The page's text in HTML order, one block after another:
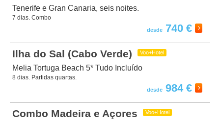
Tenerife e Gran Canaria, seis noites.
7 dias. Combo
740 €
Ilha do Sal (Cabo Verde) Voo+Hotel
Melia Tortuga Beach 5* Tudo Incluído
8 dias. Partidas quartas.
984 €
Combo Madeira e Açores Voo+Hotel